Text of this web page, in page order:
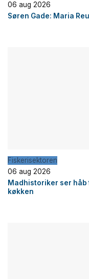
06 aug 2026
Søren Gade: Maria
Fiskerisektoren
06 aug 2026
Madhistoriker ser
køkken